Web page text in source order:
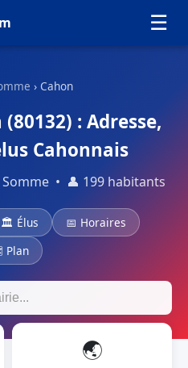
☰
› Cahon
: Adresse,
Cahonnais
• 👤 199 habitants
🏛 Élus
📅 Horaires
🌏